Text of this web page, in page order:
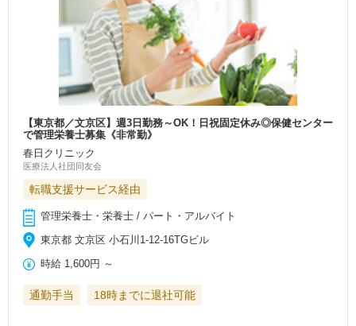
【東京都／文京区】週3日勤務～OK！日祝固定休み◎保健センター
で管理栄養士募集《非常勤》
春日クリニック
医療法人社団同友会
転職支援サービス経由
管理栄養士・栄養士 / パート・アルバイト
東京都 文京区 小石川1‐12‐16TGビル
時給 1,600円 ～
通勤手当 18時までに退社可能